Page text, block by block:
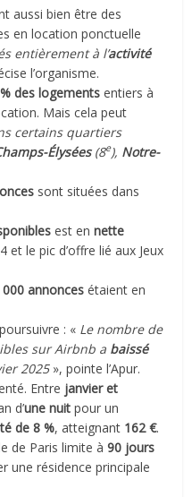
aussi bien être des
en location ponctuelle
entièrement à l’activité
l’organisme.
des logements entiers à
Mais cela peut
certains quartiers
Élysées(8e), Notre-
sont situées dans
est ennette
et le pic d’offre lié aux Jeux
000 annonces étaient en
: « Le nombre de
sur Airbnb a baissé
2025 », pointe l’Apur.
Entre janvier et
d’une nuit pour un
de 8 %, atteignant 162 €.
de Paris limite à90 jours
une résidence principale